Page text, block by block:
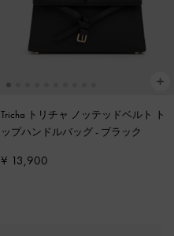
Tricha トリチャ ノッテッドベルト ト
ップハンドルバッグ- ブラック
¥ 13,900